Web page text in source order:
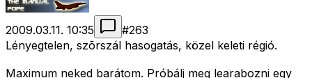
2009.03.11. 10:35 #263
Lényegtelen, szõrszál hasogatás, közel keleti régió.
Maximum neked barátom. Próbálj meg learabozni egy